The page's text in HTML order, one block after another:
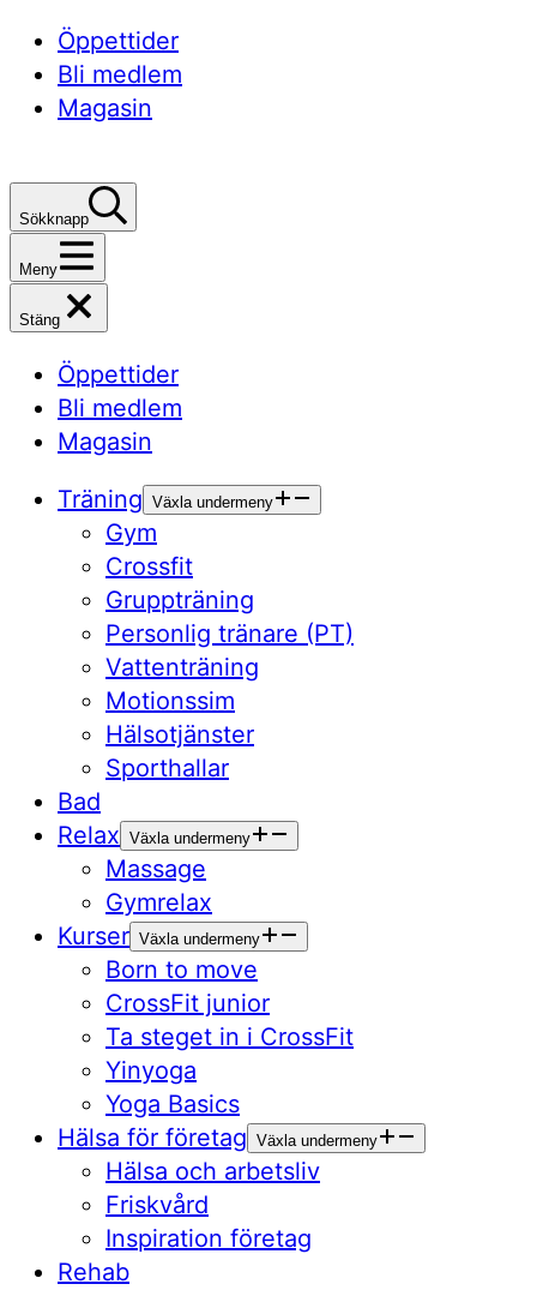
Öppettider
Bli medlem
Magasin
Sökknapp
Meny
Stäng
Öppettider
Bli medlem
Magasin
Träning Växla undermeny
Gym
Crossfit
Gruppträning
Personlig tränare (PT)
Vattenträning
Motionssim
Hälsotjänster
Sporthallar
Bad
Relax Växla undermeny
Massage
Gymrelax
Kurser Växla undermeny
Born to move
CrossFit junior
Ta steget in i CrossFit
Yinyoga
Yoga Basics
Hälsa för företag Växla undermeny
Hälsa och arbetsliv
Friskvård
Inspiration företag
Rehab